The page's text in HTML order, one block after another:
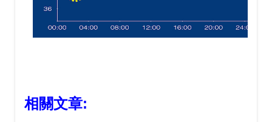
相關文章: